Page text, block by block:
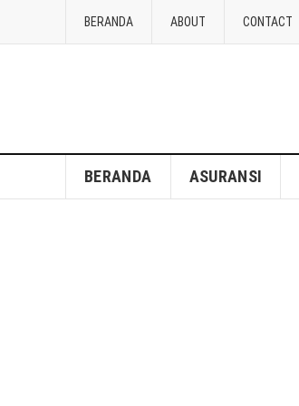
BERANDA ABOUT CONTACT
BERANDA ASURANSI